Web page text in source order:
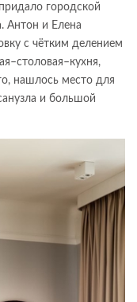
городской
Антон и Елена
с чётким делением
нашлось место для
и большой